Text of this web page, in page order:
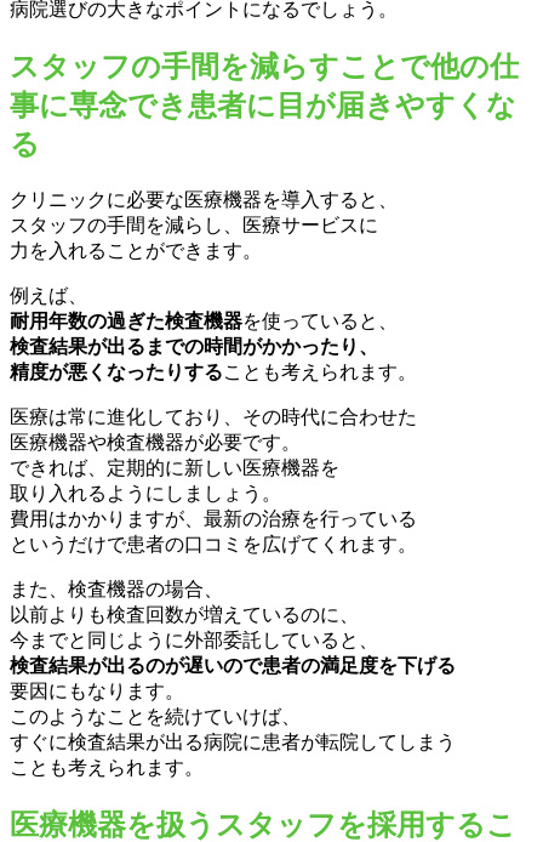
病院選びの大きなポイントになるでしょう。
スタッフの手間を減らすことで他の仕
事に専念でき患者に目が届きやすくな
る
クリニックに必要な医療機器を導入すると、
スタッフの手間を減らし、医療サービスに
力を入れることができます。
例えば、
耐用年数の過ぎた検査機器を使っていると、
検査結果が出るまでの時間がかかったり、
精度が悪くなったりすることも考えられます。
医療は常に進化しており、その時代に合わせた
医療機器や検査機器が必要です。
できれば、定期的に新しい医療機器を
取り入れるようにしましょう。
費用はかかりますが、最新の治療を行っている
というだけで患者の口コミを広げてくれます。
また、検査機器の場合、
以前よりも検査回数が増えているのに、
今までと同じように外部委託していると、
検査結果が出るのが遅いので患者の満足度を下げる
要因にもなります。
このようなことを続けていけば、
すぐに検査結果が出る病院に患者が転院してしまう
ことも考えられます。
医療機器を扱うスタッフを採用するこ